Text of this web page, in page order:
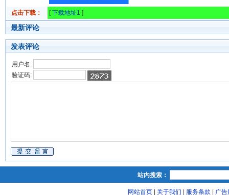
点击下载： [下载地址1 ]
最新评论
发表评论
用户名:
验证码:
站内搜索：
网站首页 关于我们 服务条款 广